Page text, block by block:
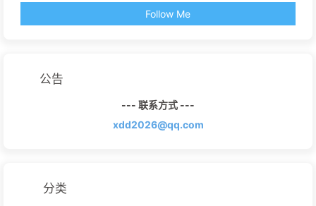
Follow Me
公告
--- 联系方式 ---
xdd2026@qq.com
分类